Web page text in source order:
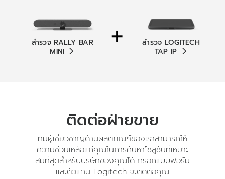
สำรวจ RALLY BAR
MINI
สำรวจ LOGITECH
TAP IP
ติดต่อฝ่ายขาย
ทีมผู้เชี่ยวชาญด้านผลิตภัณฑ์ของเราสามารถให้
ความช่วยเหลือแก่คุณในการค้นหาโซลูชันที่เหมาะ
สมที่สุดสำหรับบริษัทของคุณได้ กรอกแบบฟอร์ม
และตัวแทน Logitech จะติดต่อคุณ